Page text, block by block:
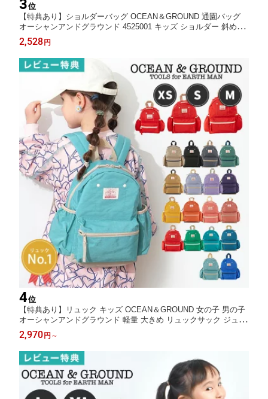
3位
【特典あり】ショルダーバッグ OCEAN＆GROUND 通園バッグ
オーシャンアンドグラウンド 4525001 キッズ ショルダー 斜めが
け 子供 こども 男の子 女の子 保育園 幼稚園 通学 入園準備 新入
学 お弁当 無地 シンプル 軽量 カラフル おしゃれ
2,528円
4位
【特典あり】リュック キッズ OCEAN＆GROUND 女の子 男の子
オーシャンアンドグラウンド 軽量 大きめ リュックサック ジュニ
ア ベビー 通園 10.5L 7L 4.5L 1215101 GOODAY チェストベルト
保育園 幼稚園 小学生 入学 入園 遠足 ナイロン 子供 3サイズ おし
ゃれ 定番 防災
2,970円 ～